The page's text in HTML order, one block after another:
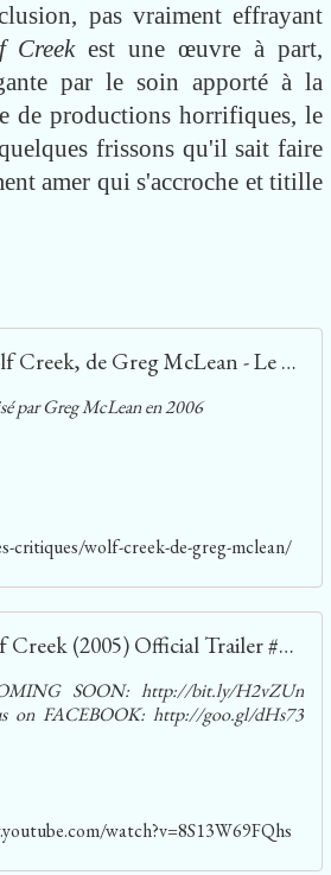
pas vraiment effrayant
Creekest une œuvre à part,
par le soin apporté à la
de productions horrifiques, le
frissons qu'il sait faire
amer qui s'accroche et titille
Wolf Creek, de Greg McLean - Le Coin des Critiques Ciné
par Greg McLean en 2006
critiques/wolf-creek-de-greg-mclean/
Wolf Creek (2005) Official Trailer #1 - Horror Movie HD
SOON: http://bit.ly/H2vZUn
on FACEBOOK: http://goo.gl/dHs73
watch?v=8S13W69FQhs